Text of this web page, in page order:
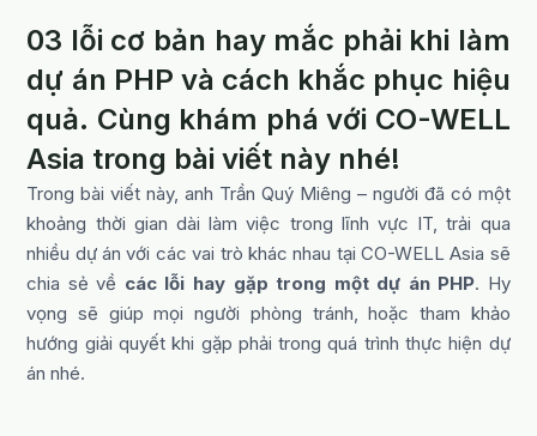
03 lỗi cơ bản hay mắc phải khi làm
dự án PHP và cách khắc phục hiệu
quả. Cùng khám phá với CO-WELL
Asia trong bài viết này nhé!
Trong bài viết này, anh Trần Quý Miêng – người đã có một
khoảng thời gian dài làm việc trong lĩnh vực IT, trải qua
nhiều dự án với các vai trò khác nhau tại CO-WELL Asia sẽ
chia sẻ về các lỗi hay gặp trong một dự án PHP. Hy
vọng sẽ giúp mọi người phòng tránh, hoặc tham khảo
hướng giải quyết khi gặp phải trong quá trình thực hiện dự
án nhé.